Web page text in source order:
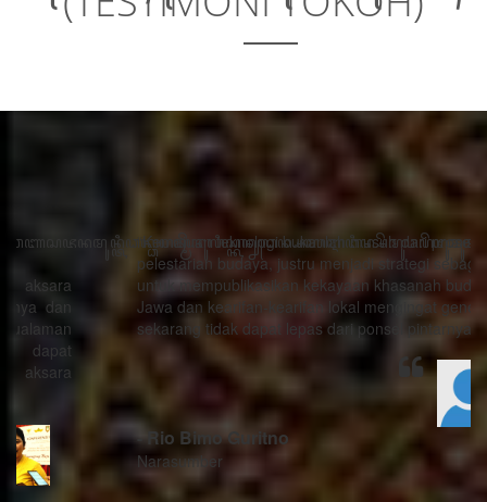
“Kemajuan teknologi bukanlah musuh dari proses
pelestarian budaya, justru menjadi strategi sebagai alat
untuk mempublikasikan kekayaan khasanah budaya
Jawa dan kearifan-kearifan lokal mengingat generasi
sekarang tidak dapat lepas dari ponsel pintarnya.”
- Rio Bimo Guritno
Narasumber